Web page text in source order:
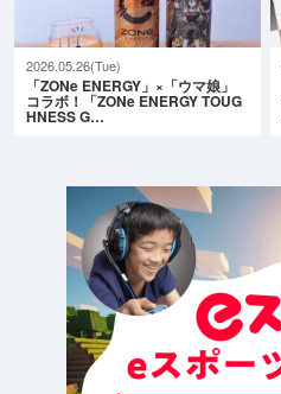
2026.05.26(Tue)
「ZONe ENERGY」×「ウマ娘」
コラボ！「ZONe ENERGY TOUG
HNESS G…